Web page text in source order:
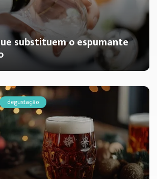
substituem o espumante
degustação